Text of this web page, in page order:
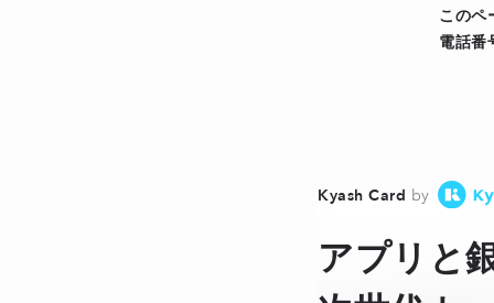
このペ
電話番
Kyash Card by
アプリと